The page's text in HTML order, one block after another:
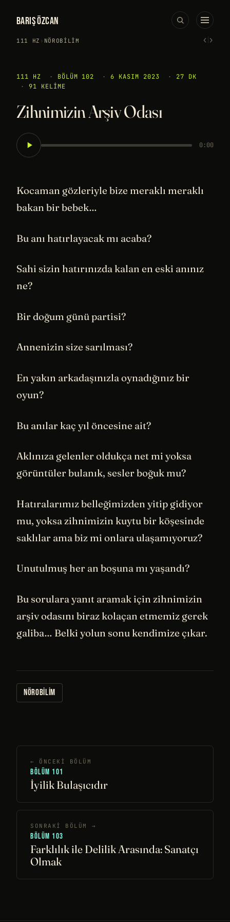
BARIŞ ÖZCAN
111 HZ › NÖROBILIM ‹›
111 HZ · BÖLÜM 102 · 6 KASIM 2023 ·
27 DK
·
91 KELIME
Zihnimizin Arşiv Odası
0:00
Kocaman gözleriyle bize meraklı meraklı
bakan bir bebek…
Bu anı hatırlayacak mı acaba?
Sahi sizin hatırınızda kalan en eski anınız
ne?
Bir doğum günü partisi?
Annenizin size sarılması?
En yakın arkadaşınızla oynadığınız bir
oyun?
Bu anılar kaç yıl öncesine ait?
Aklınıza gelenler oldukça net mi yoksa
görüntüler bulanık, sesler boğuk mu?
Hatıralarımız belleğimizden yitip gidiyor
mu, yoksa zihnimizin kuytu bir köşesinde
saklılar ama biz mi onlara ulaşamıyoruz?
Unutulmuş her an boşuna mı yaşandı?
Bu sorulara yanıt aramak için zihnimizin
arşiv odasını biraz kolaçan etmemiz gerek
galiba… Belki yolun sonu kendimize çıkar.
NÖROBILIM
← ÖNCEKI BÖLÜM
BÖLÜM 101
İyilik Bulaşıcıdır
SONRAKI BÖLÜM →
BÖLÜM 103
Farklılık ile Delilik Arasında: Sanatçı
Olmak